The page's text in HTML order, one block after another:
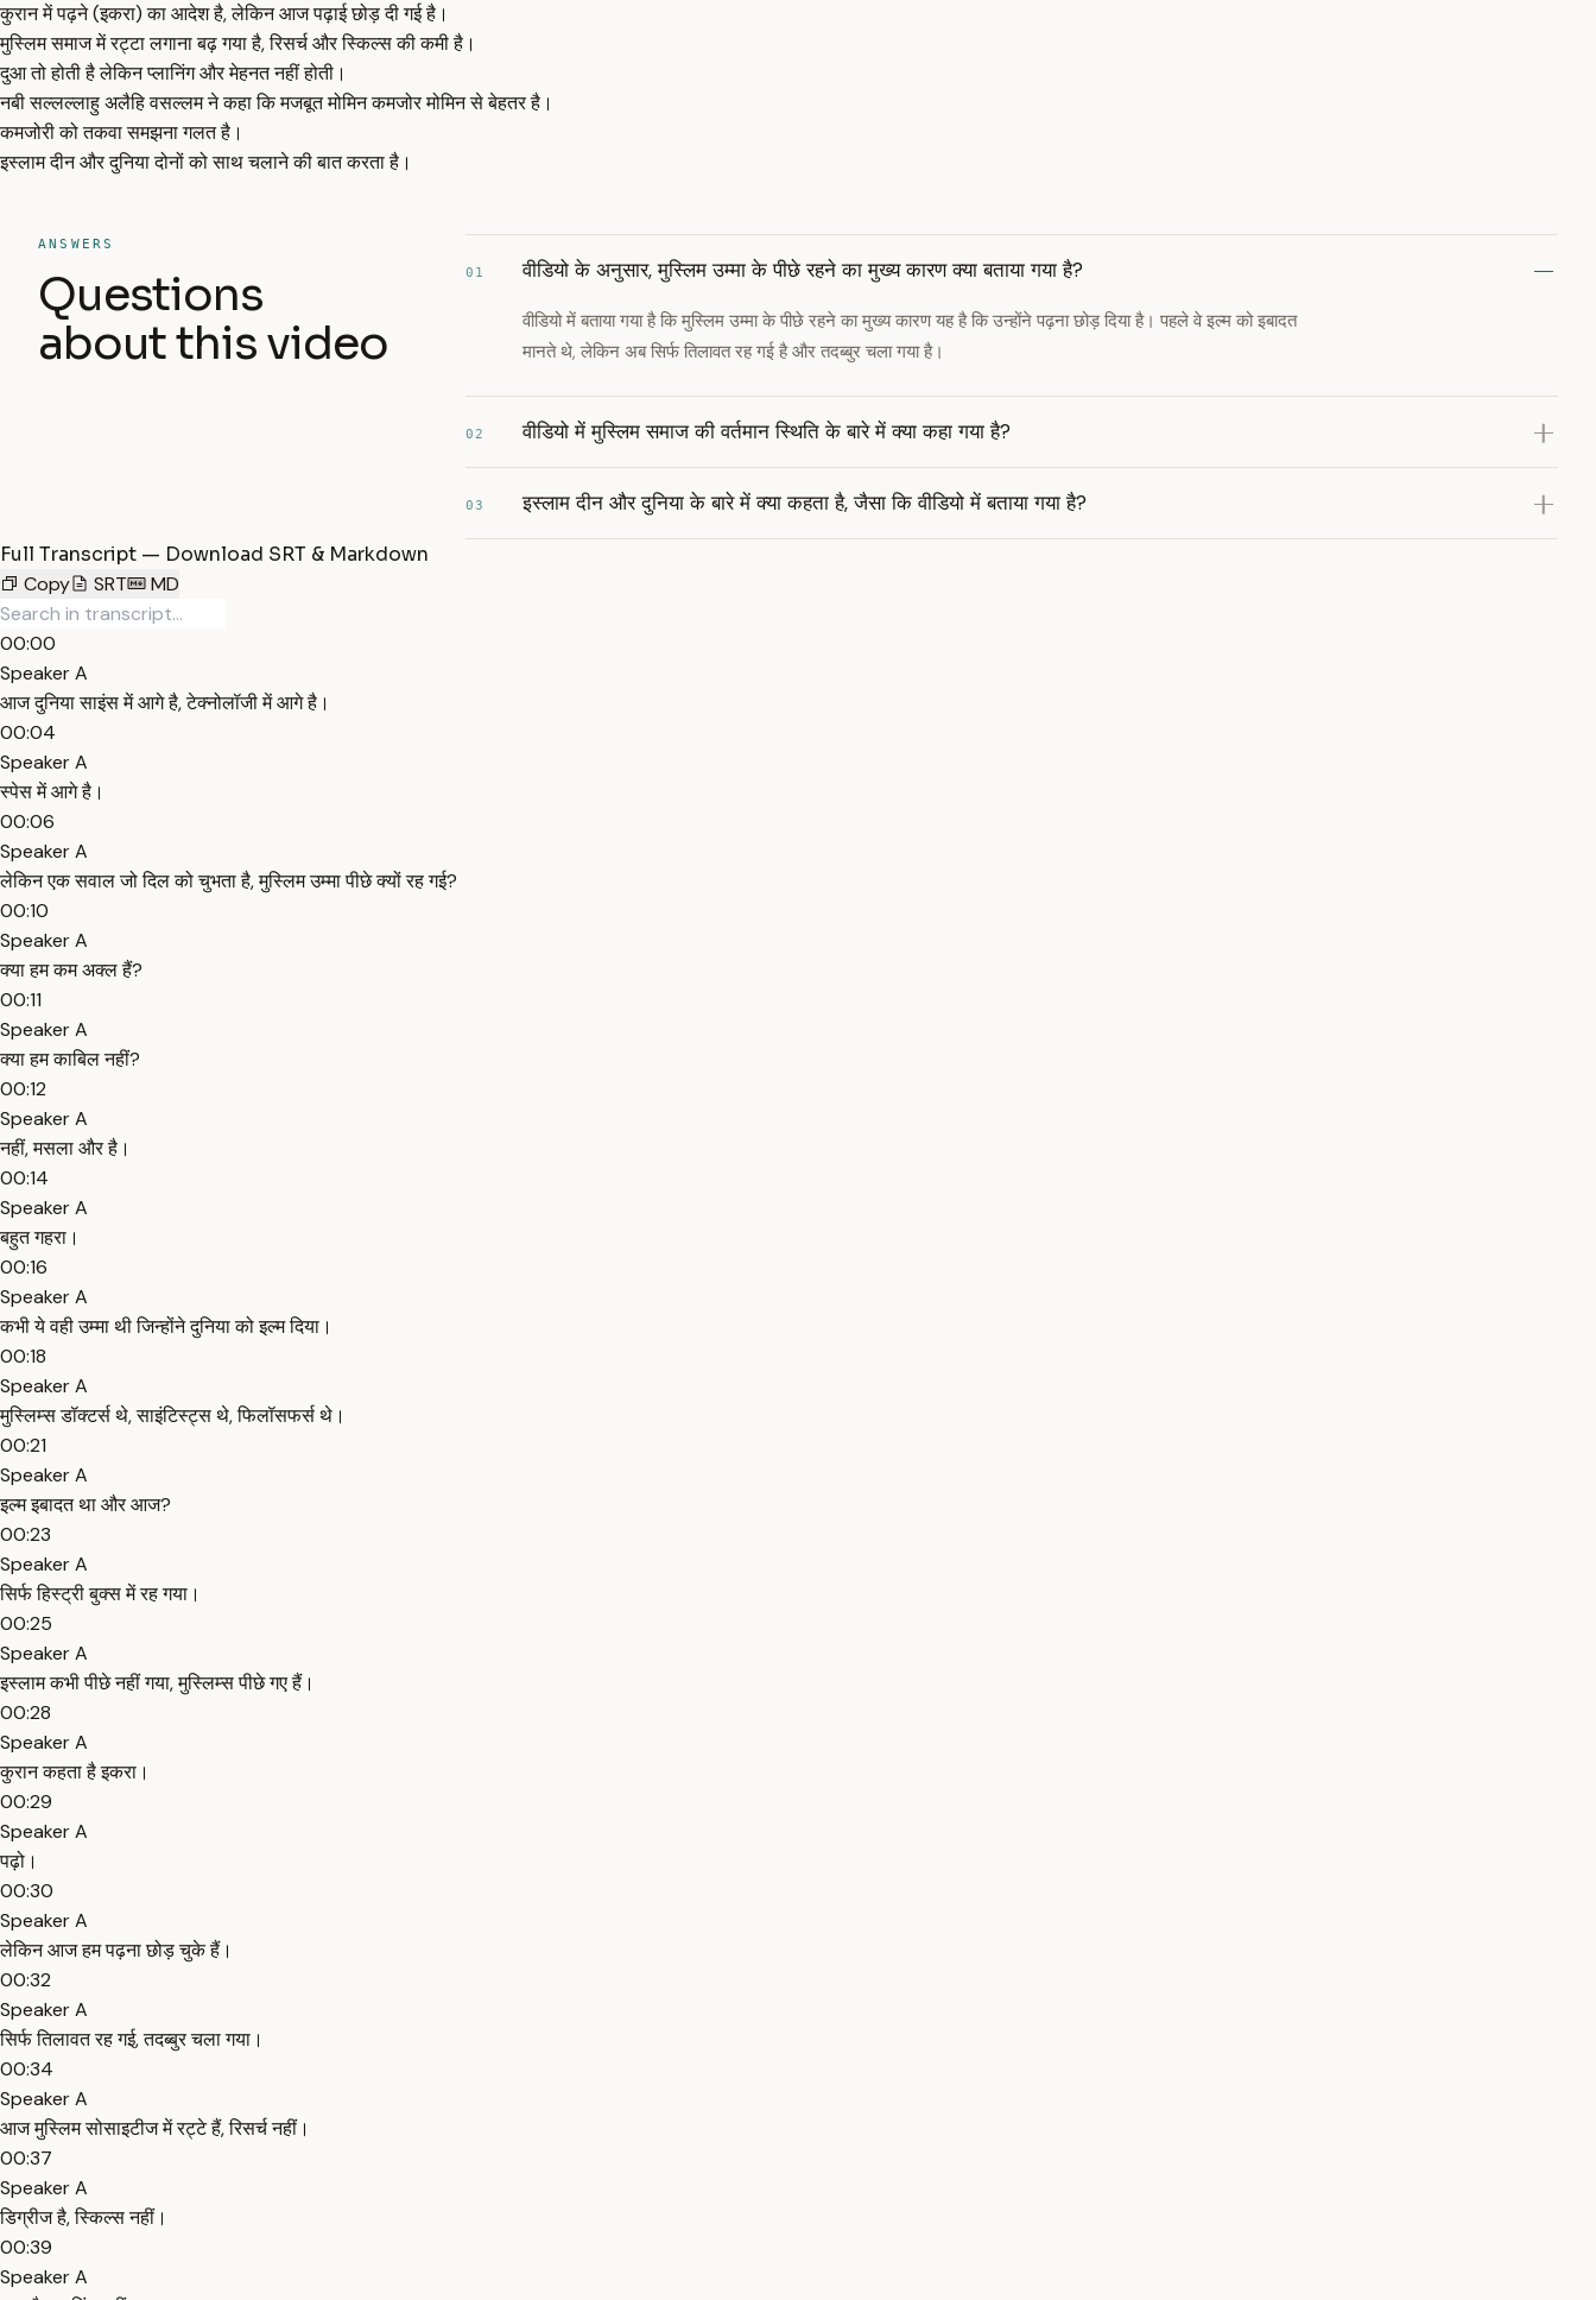
कुरान में पढ़ने (इकरा) का आदेश है, लेकिन आज पढ़ाई छोड़ दी गई है।
मुस्लिम समाज में रट्टा लगाना बढ़ गया है, रिसर्च और स्किल्स की कमी है।
दुआ तो होती है लेकिन प्लानिंग और मेहनत नहीं होती।
नबी सल्लल्लाहु अलैहि वसल्लम ने कहा कि मजबूत मोमिन कमजोर मोमिन से बेहतर है।
कमजोरी को तकवा समझना गलत है।
इस्लाम दीन और दुनिया दोनों को साथ चलाने की बात करता है।
ANSWERS
Questions
about this video
01 वीडियो के अनुसार, मुस्लिम उम्मा के पीछे रहने का मुख्य कारण क्या बताया गया है?
वीडियो में बताया गया है कि मुस्लिम उम्मा के पीछे रहने का मुख्य कारण यह है कि उन्होंने पढ़ना छोड़ दिया है। पहले वे इल्म को इबादत
मानते थे, लेकिन अब सिर्फ तिलावत रह गई है और तदब्बुर चला गया है।
02 वीडियो में मुस्लिम समाज की वर्तमान स्थिति के बारे में क्या कहा गया है?
03 इस्लाम दीन और दुनिया के बारे में क्या कहता है, जैसा कि वीडियो में बताया गया है?
Full Transcript — Download SRT & Markdown
Copy
SRT MD
00:00
Speaker A
आज दुनिया साइंस में आगे है, टेक्नोलॉजी में आगे है।
00:04
Speaker A
स्पेस में आगे है।
00:06
Speaker A
लेकिन एक सवाल जो दिल को चुभता है, मुस्लिम उम्मा पीछे क्यों रह गई?
00:10
Speaker A
क्या हम कम अक्ल हैं?
00:11
Speaker A
क्या हम काबिल नहीं?
00:12
Speaker A
नहीं, मसला और है।
00:14
Speaker A
बहुत गहरा।
00:16
Speaker A
कभी ये वही उम्मा थी जिन्होंने दुनिया को इल्म दिया।
00:18
Speaker A
मुस्लिम्स डॉक्टर्स थे, साइंटिस्ट्स थे, फिलॉसफर्स थे।
00:21
Speaker A
इल्म इबादत था और आज?
00:23
Speaker A
सिर्फ हिस्ट्री बुक्स में रह गया।
00:25
Speaker A
इस्लाम कभी पीछे नहीं गया, मुस्लिम्स पीछे गए हैं।
00:28
Speaker A
कुरान कहता है इकरा।
00:29
Speaker A
पढ़ो।
00:30
Speaker A
लेकिन आज हम पढ़ना छोड़ चुके हैं।
00:32
Speaker A
सिर्फ तिलावत रह गई, तदब्बुर चला गया।
00:34
Speaker A
आज मुस्लिम सोसाइटीज में रट्टे हैं, रिसर्च नहीं।
00:37
Speaker A
डिग्रीज है, स्किल्स नहीं।
00:39
Speaker A